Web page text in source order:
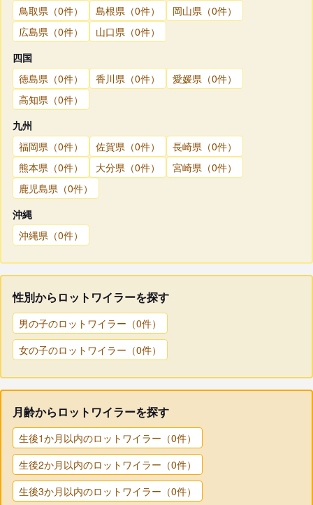
鳥取県（0件）
島根県（0件）
岡山県（0件）
広島県（0件）
山口県（0件）
四国
徳島県（0件）
香川県（0件）
愛媛県（0件）
高知県（0件）
九州
福岡県（0件）
佐賀県（0件）
長崎県（0件）
熊本県（0件）
大分県（0件）
宮崎県（0件）
鹿児島県（0件）
沖縄
沖縄県（0件）
性別からロットワイラーを探す
男の子のロットワイラー（0件）
女の子のロットワイラー（0件）
月齢からロットワイラーを探す
生後1か月以内のロットワイラー（0件）
生後2か月以内のロットワイラー（0件）
生後3か月以内のロットワイラー（0件）